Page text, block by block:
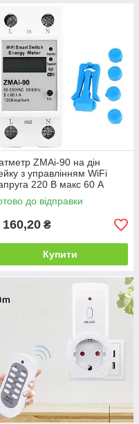
ZMAi-90 на дін
з управлінням WiFi
220 В макс 60 А
до відправки
160,20 ₴
Купити